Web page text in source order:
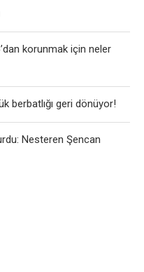
korunmak için neler
berbatlığı geri dönüyor!
Nesteren Şencan